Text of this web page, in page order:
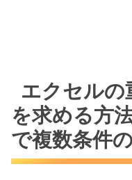
エクセルの
を求める方
で複数条件